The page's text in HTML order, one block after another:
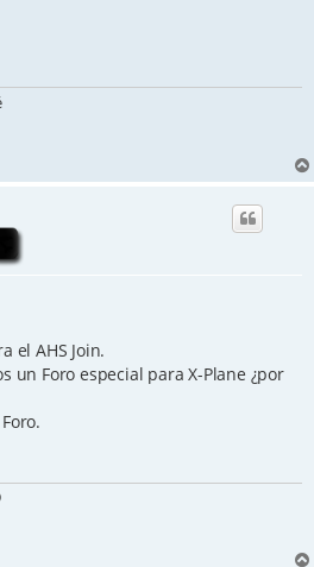
el AHS Join.
un Foro especial para X-Plane ¿por